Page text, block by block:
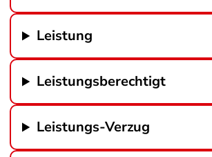
Leistung
Leistungsberechtigt
Leistungs-Verzug